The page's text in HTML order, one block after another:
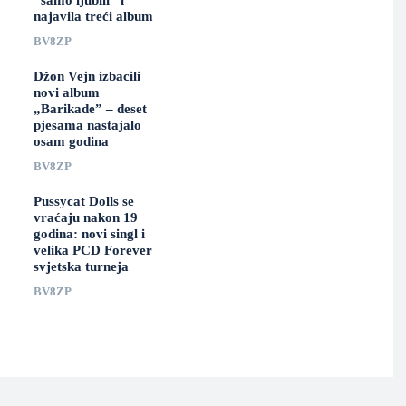
najavila treći album
BV8ZP
Džon Vejn izbacili
novi album
„Barikade” – deset
pjesama nastajalo
osam godina
BV8ZP
Pussycat Dolls se
vraćaju nakon 19
godina: novi singl i
velika PCD Forever
svjetska turneja
BV8ZP